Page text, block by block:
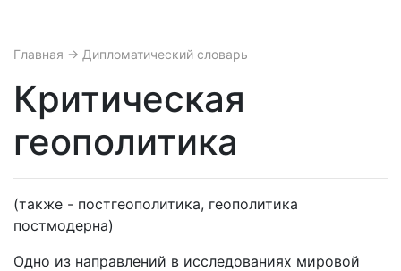
Главная → Дипломатический словарь
Критическая
геополитика
(также - постгеополитика, геополитика
постмодерна)
Одно из направлений в исследованиях мировой